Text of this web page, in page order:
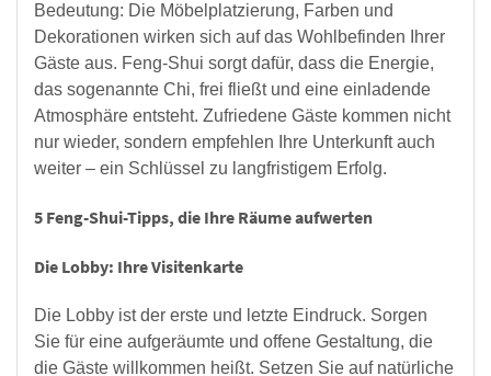
Bedeutung: Die Möbelplatzierung, Farben und
Dekorationen wirken sich auf das Wohlbefinden Ihrer
Gäste aus. Feng-Shui sorgt dafür, dass die Energie,
das sogenannte Chi, frei fließt und eine einladende
Atmosphäre entsteht. Zufriedene Gäste kommen nicht
nur wieder, sondern empfehlen Ihre Unterkunft auch
weiter – ein Schlüssel zu langfristigem Erfolg.
5 Feng-Shui-Tipps, die Ihre Räume aufwerten
Die Lobby: Ihre Visitenkarte
Die Lobby ist der erste und letzte Eindruck. Sorgen
Sie für eine aufgeräumte und offene Gestaltung, die
die Gäste willkommen heißt. Setzen Sie auf natürliche